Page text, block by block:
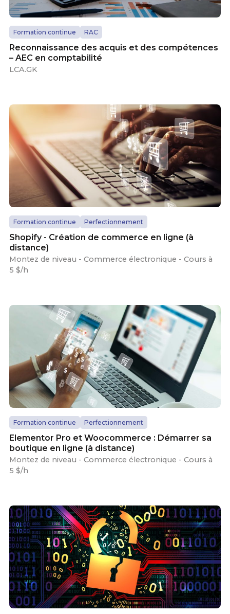
Formation continue RAC
Reconnaissance des acquis et des compétences
– AEC en comptabilité
LCA.GK
Formation continue Perfectionnement
Shopify - Création de commerce en ligne (à
distance)
Montez de niveau - Commerce électronique - Cours à
5 $/h
Formation continue Perfectionnement
Elementor Pro et Woocommerce : Démarrer sa
boutique en ligne (à distance)
Montez de niveau - Commerce électronique - Cours à
5 $/h